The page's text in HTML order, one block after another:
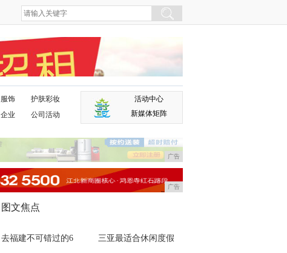
服饰
企业
护肤彩妆
公司活动
活动中心
新媒体矩阵
广告
广告
图文焦点
去福建不可错过的6 三亚最适合休闲度假